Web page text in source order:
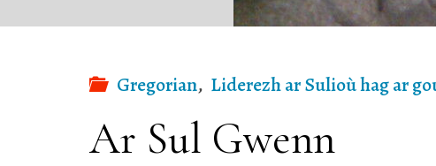
Gregorian, Liderezh ar Sulioù hag ar
Ar Sul Gwenn